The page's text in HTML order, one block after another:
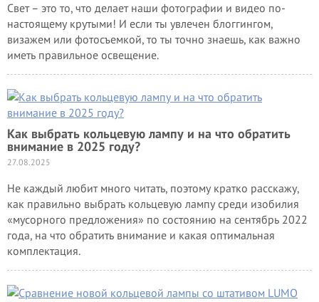
Свет – это то, что делает наши фотографии и видео по-
настоящему крутыми! И если ты увлечен блоггингом,
визажем или фотосъемкой, то ты точно знаешь, как важно
иметь правильное освещение.
Как выбрать кольцевую лампу и на что обратить
внимание в 2025 году?
27.08.2025
Не каждый любит много читать, поэтому кратко расскажу,
как правильно выбрать кольцевую лампу среди изобилия
«мусорного предложения» по состоянию на сентябрь 2022
года, на что обратить внимание и какая оптимальная
комплектация.